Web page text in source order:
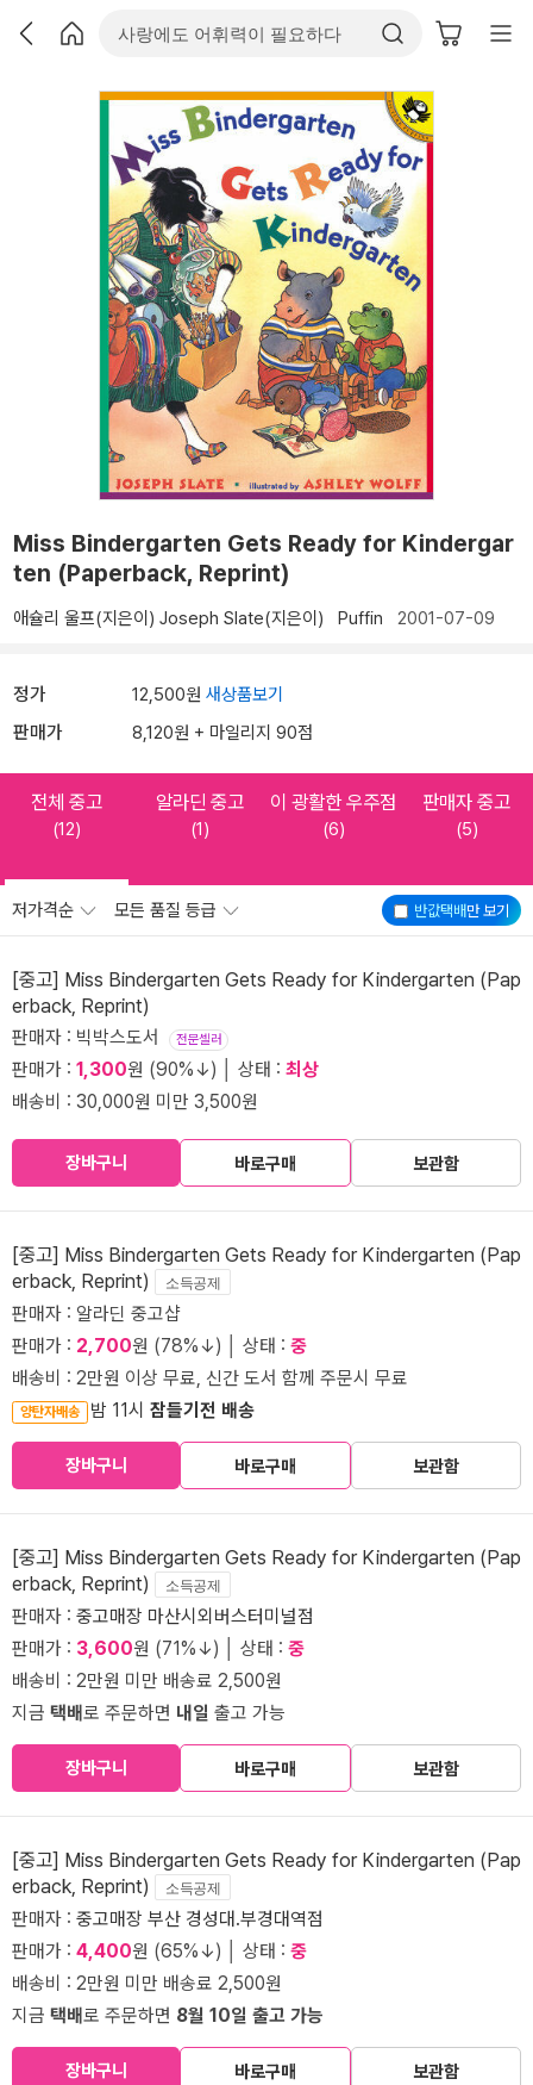
Miss Bindergarten Gets Ready for Kindergar
ten (Paperback, Reprint)
애슐리 울프(지은이) Joseph Slate(지은이) Puffin 2001-07-09
정가 12,500원 새상품보기
판매가 8,120원 + 마일리지 90점
전체 중고
(12)
알라딘 중고
(1)
이 광활한 우주점
(6)
판매자 중고
(5)
반값택배만 보기
저가격순 모든 품질 등급
[중고] Miss Bindergarten Gets Ready for Kindergarten (Pap
erback, Reprint)
판매자 : 빅박스도서 전문셀러
판매가 : 1,300원 (90%↓) │ 상태 : 최상
배송비 : 30,000원 미만 3,500원
장바구니 바로구매 보관함
[중고] Miss Bindergarten Gets Ready for Kindergarten (Pap
erback, Reprint)
소득공제
판매자 : 알라딘 중고샵
판매가 : 2,700원 (78%↓) │ 상태 : 중
배송비 : 2만원 이상 무료, 신간 도서 함께 주문시 무료
양탄자배송 밤 11시 잠들기전 배송
장바구니 바로구매 보관함
[중고] Miss Bindergarten Gets Ready for Kindergarten (Pap
erback, Reprint)
소득공제
판매자 : 중고매장 마산시외버스터미널점
판매가 : 3,600원 (71%↓) │ 상태 : 중
배송비 : 2만원 미만 배송료 2,500원
지금 택배로 주문하면 내일 출고 가능
장바구니 바로구매 보관함
[중고] Miss Bindergarten Gets Ready for Kindergarten (Pap
erback, Reprint)
소득공제
판매자 : 중고매장 부산 경성대.부경대역점
판매가 : 4,400원 (65%↓) │ 상태 : 중
배송비 : 2만원 미만 배송료 2,500원
지금 택배로 주문하면 8월 10일 출고 가능
장바구니 바로구매 보관함